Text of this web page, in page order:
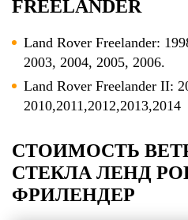
FREELANDER
Land Rover Freelander:
2003, 2004, 2005, 2006.
Land Rover Freelander II:
2010,2011,2012,2013,2014
СТОИМОСТЬ
СТЕКЛА ЛЕНД
ФРИЛЕНДЕР